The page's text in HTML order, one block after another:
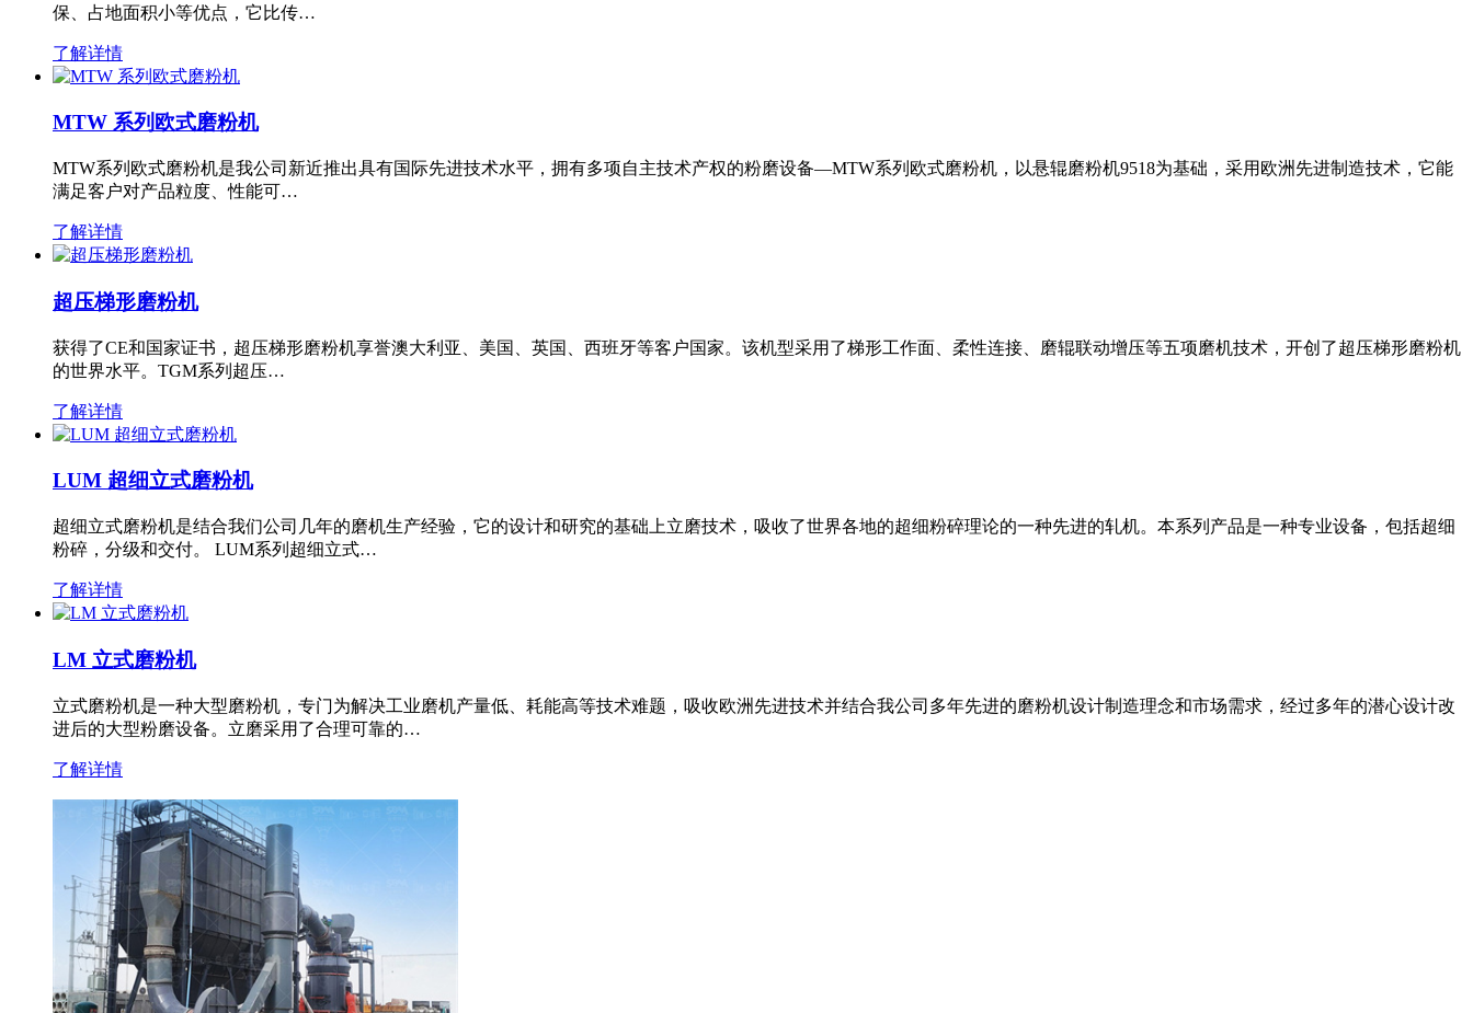
保、占地面积小等优点，它比传…
了解详情
MTW 系列欧式磨粉机
MTW系列欧式磨粉机是我公司新近推出具有国际先进技术水平，拥有多项自主技术产权的粉磨设备—MTW系列欧式磨粉机，以悬辊磨粉机9518为基础，采用欧洲先进制造技术，它能
满足客户对产品粒度、性能可…
了解详情
超压梯形磨粉机
获得了CE和国家证书，超压梯形磨粉机享誉澳大利亚、美国、英国、西班牙等客户国家。该机型采用了梯形工作面、柔性连接、磨辊联动增压等五项磨机技术，开创了超压梯形磨粉机
的世界水平。TGM系列超压…
了解详情
LUM 超细立式磨粉机
超细立式磨粉机是结合我们公司几年的磨机生产经验，它的设计和研究的基础上立磨技术，吸收了世界各地的超细粉碎理论的一种先进的轧机。本系列产品是一种专业设备，包括超细
粉碎，分级和交付。 LUM系列超细立式…
了解详情
LM 立式磨粉机
立式磨粉机是一种大型磨粉机，专门为解决工业磨机产量低、耗能高等技术难题，吸收欧洲先进技术并结合我公司多年先进的磨粉机设计制造理念和市场需求，经过多年的潜心设计改
进后的大型粉磨设备。立磨采用了合理可靠的…
了解详情